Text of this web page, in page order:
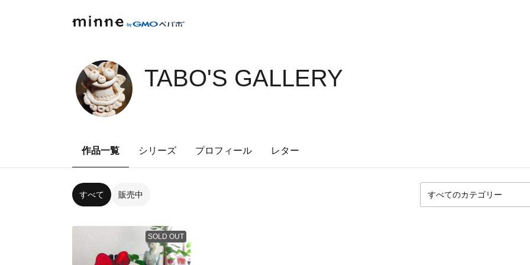
TABO'S GALLERY
作品一覧 シリーズ プロフィール レター
すべて 販売中
SOLD OUT